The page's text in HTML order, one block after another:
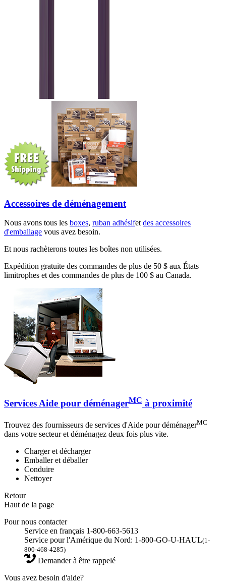
Accessoires de déménagement
Nous avons tous les boxes, ruban adhésifet des accessoires
d'emballage vous avez besoin.
Et nous rachèterons toutes les boîtes non utilisées.
Expédition gratuite des commandes de plus de 50 $ aux États
limitrophes et des commandes de plus de 100 $ au Canada.
Services Aide pour déménagerMC à proximité
Trouvez des fournisseurs de services d'Aide pour déménagerMC
dans votre secteur et déménagez deux fois plus vite.
Charger et décharger
Emballer et déballer
Conduire
Nettoyer
Retour
Haut de la page
Pour nous contacter
Service en français 1-800-663-5613
Service pour l'Amérique du Nord: 1-800-GO-U-HAUL(1-
800-468-4285)
Demander à être rappelé
Vous avez besoin d'aide?